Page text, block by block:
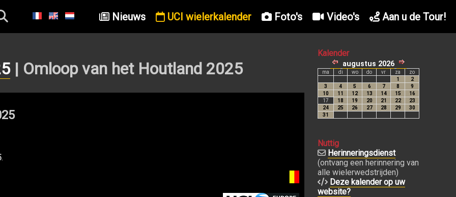
Nieuws UCI wielerkalender Foto's Video's Aan u de Tour!
| Omloop van het Houtland 2025
.
Kalender
Nuttig
Herinneringsdienst
(ontvang een herinnering van
alle wielerwedstrijden)
Deze kalender op uw
website?